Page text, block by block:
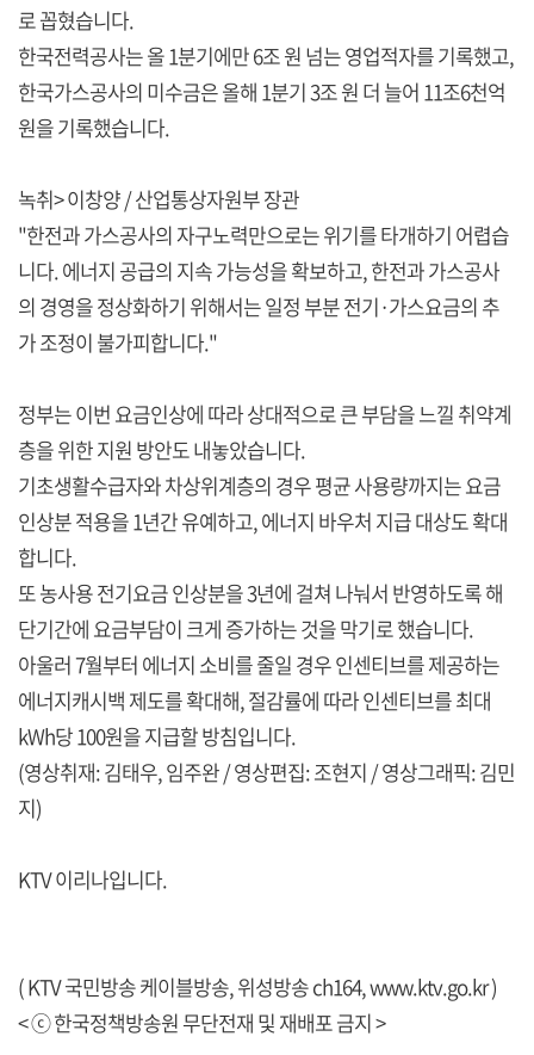
로 꼽혔습니다.
한국전력공사는 올 1분기에만 6조 원 넘는 영업적자를 기록했고,
한국가스공사의 미수금은 올해 1분기 3조 원 더 늘어 11조6천억
원을 기록했습니다.
녹취> 이창양 / 산업통상자원부 장관
"한전과 가스공사의 자구노력만으로는 위기를 타개하기 어렵습
니다. 에너지 공급의 지속 가능성을 확보하고, 한전과 가스공사
의 경영을 정상화하기 위해서는 일정 부분 전기·가스요금의 추
가 조정이 불가피합니다."
정부는 이번 요금인상에 따라 상대적으로 큰 부담을 느낄 취약계
층을 위한 지원 방안도 내놓았습니다.
기초생활수급자와 차상위계층의 경우 평균 사용량까지는 요금
인상분 적용을 1년간 유예하고, 에너지 바우처 지급 대상도 확대
합니다.
또 농사용 전기요금 인상분을 3년에 걸쳐 나눠서 반영하도록 해
단기간에 요금부담이 크게 증가하는 것을 막기로 했습니다.
아울러 7월부터 에너지 소비를 줄일 경우 인센티브를 제공하는
에너지캐시백 제도를 확대해, 절감률에 따라 인센티브를 최대
kWh당 100원을 지급할 방침입니다.
(영상취재: 김태우, 임주완 / 영상편집: 조현지 / 영상그래픽: 김민
지)
KTV 이리나입니다.
( KTV 국민방송 케이블방송, 위성방송 ch164,www.ktv.go.kr)
< ⓒ 한국정책방송원 무단전재 및 재배포 금지 >